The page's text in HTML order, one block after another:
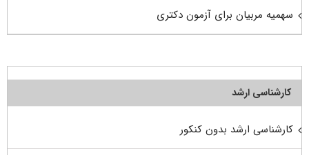
سهمیه مربیان برای آزمون دکتری
کارشناسی ارشد
کارشناسی ارشد بدون کنکور